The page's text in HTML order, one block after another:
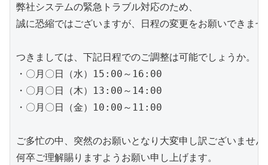
弊社システムの緊急トラブル対応のため、
誠に恐縮ではございますが、日程の変更をお願いできま
つきましては、下記日程でのご調整は可能でしょうか。
・〇月〇日（水）15:00～16:00
・〇月〇日（木）13:00～14:00
・〇月〇日（金）10:00～11:00
ご多忙の中、突然のお願いとなり大変申し訳ございません
何卒ご理解賜りますようお願い申し上げます。